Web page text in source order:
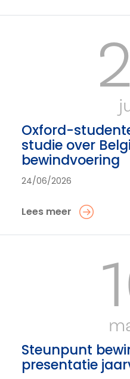
Oxford-
studie over
bewindvoering
24/06/2026
Lees meer
Steunpunt
presentatie